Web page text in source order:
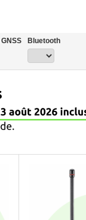
Bluetooth